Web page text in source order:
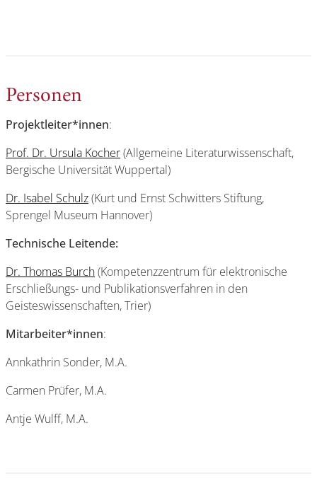
Personen
Projektleiter*innen:
Prof. Dr. Ursula Kocher(Allgemeine Literaturwissenschaft,
Bergische Universität Wuppertal)
Dr. Isabel Schulz(Kurt und Ernst Schwitters Stiftung,
Sprengel Museum Hannover)
Technische Leitende:
Dr. Thomas Burch(Kompetenzzentrum für elektronische
Erschließungs- und Publikationsverfahren in den
Geisteswissenschaften, Trier)
Mitarbeiter*innen:
Annkathrin Sonder, M.A.
Carmen Prüfer, M.A.
Antje Wulff, M.A.